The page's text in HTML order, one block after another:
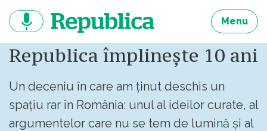
continut
Menu
Republica împlinește 10 ani
Un deceniu în care am ținut deschis un
spațiu rar în România: unul al ideilor curate, al
argumentelor care nu se tem de lumină și al